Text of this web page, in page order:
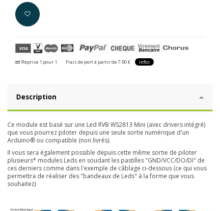
Reprise 1 pour 1 Frais de port à partir de 7.90 € infos
Description
Ce module est basé sur une Led RVB WS2813 Mini (avec drivers intégré)
que vous pourrez piloter depuis une seule sortie numérique d'un
Arduino® ou compatible (non livrés).
Il vous sera également possible depuis cette même sortie de piloter
plusieurs* modules Leds en soudant les pastilles "GND/VCC/DO/DI" de
ces derniers comme dans l'exemple de câblage ci-dessous (ce qui vous
permettra de réaliser des "bandeaux de Leds" à la forme que vous
souhaitez)